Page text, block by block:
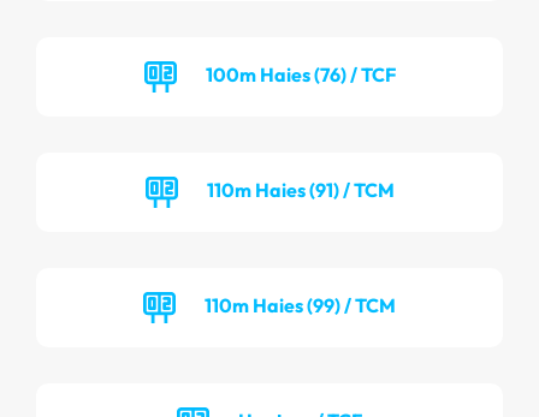
100m Haies (76) / TCF
110m Haies (91) / TCM
110m Haies (99) / TCM